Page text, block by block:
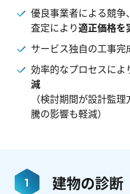
優良事業者による競
査定により適正価格を
サービス独自の工事完
効率的なプロセスによ
減
（検討期間が設計監
騰の影響も軽減）
建物の診断